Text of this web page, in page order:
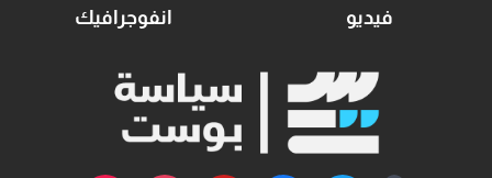
فيديو انفوجرافيك